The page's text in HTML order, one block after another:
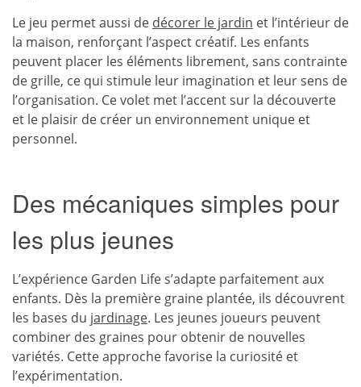
Le jeu permet aussi de décorer le jardin et l’intérieur de
la maison, renforçant l’aspect créatif. Les enfants
peuvent placer les éléments librement, sans contrainte
de grille, ce qui stimule leur imagination et leur sens de
l’organisation. Ce volet met l’accent sur la découverte
et le plaisir de créer un environnement unique et
personnel.
Des mécaniques simples pour
les plus jeunes
L’expérience Garden Life s’adapte parfaitement aux
enfants. Dès la première graine plantée, ils découvrent
les bases du jardinage. Les jeunes joueurs peuvent
combiner des graines pour obtenir de nouvelles
variétés. Cette approche favorise la curiosité et
l’expérimentation.